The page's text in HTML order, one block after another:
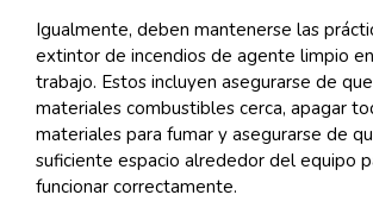
Igualmente, deben mantenerse las
extintor de incendios de agente limpio
trabajo. Estos incluyen asegurarse de
materiales combustibles cerca, apagar
materiales para fumar y asegurarse de
suficiente espacio alrededor del equipo
funcionar correctamente.